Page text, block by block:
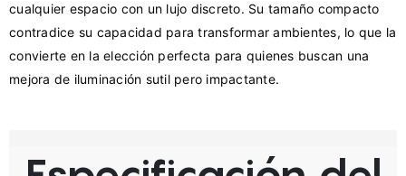
cualquier espacio con un lujo discreto. Su tamaño compacto
contradice su capacidad para transformar ambientes, lo que la
convierte en la elección perfecta para quienes buscan una